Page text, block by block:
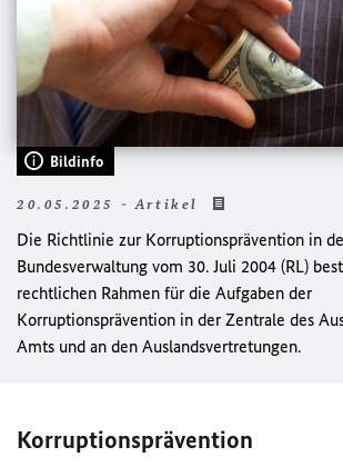
Bildinfo
20.05.2025 - Artikel
Die Richtlinie zur Korruptionsprävention in
Bundesverwaltung vom 30. Juli 2004 (RL)
rechtlichen Rahmen für die Aufgaben der
Korruptionsprävention in der Zentrale des
Amts und an den Auslandsvertretungen.
Korruptionsprävention